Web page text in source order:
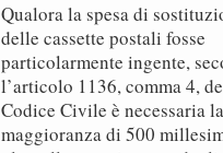
Qualora la spesa di
delle cassette postali fosse
particolarmente ingente,
l’articolo 1136, comma 4,
Codice Civile è necessaria la
maggioranza di 500